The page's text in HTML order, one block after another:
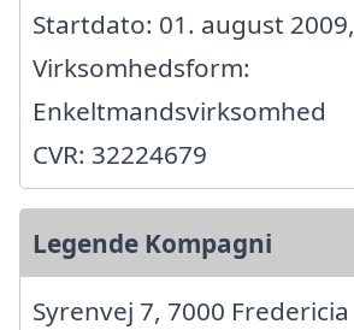
Startdato: 01. august 2009,
Virksomhedsform:
Enkeltmandsvirksomhed
CVR: 32224679
Legende Kompagni
Syrenvej 7, 7000 Fredericia